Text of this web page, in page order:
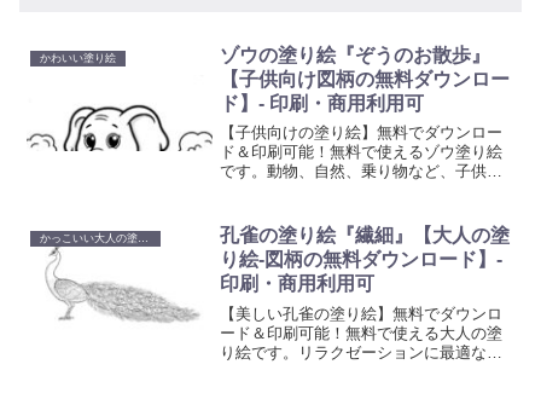
かわいい塗り絵
ゾウの塗り絵『ぞうのお散歩』
【子供向け図柄の無料ダウンロー
ド】- 印刷・商用利用可
【子供向けの塗り絵】無料でダウンロー
ド＆印刷可能！無料で使えるゾウ塗り絵
です。動物、自然、乗り物など、子供た
活動で、お子様の色彩感覚と手先の器用
さを向上させましょう。
かっこいい大人の塗り絵
孔雀の塗り絵『繊細』【大人の塗
り絵-図柄の無料ダウンロード】-
印刷・商用利用可
【美しい孔雀の塗り絵】無料でダウンロ
ード＆印刷可能！無料で使える大人の塗
り絵です。リラクゼーションに最適なア